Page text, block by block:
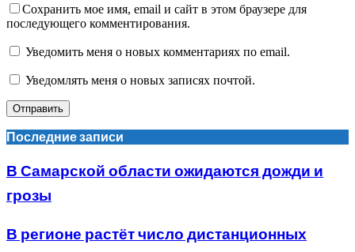
Сохранить мое имя, email и сайт в этом браузере для
последующего комментирования.
Уведомить меня о новых комментариях по email.
Уведомлять меня о новых записях почтой.
Последние записи
В Самарской области ожидаются дожди и
грозы
В регионе растёт число дистанционных